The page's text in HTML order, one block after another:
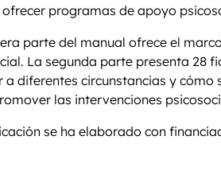
programas de apoyo
parte del manual ofrece el
La segunda parte presenta 28
diferentes circunstancias y cómo
las intervenciones
se ha elaborado con